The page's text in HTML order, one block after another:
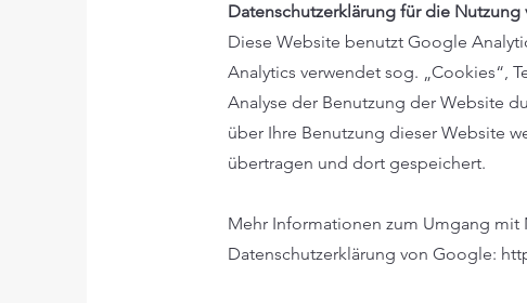
Datenschutzerklärung für die
Diese Website benutzt Google
Analytics verwendet sog. „Cookies“,
Analyse der Benutzung der Website
über Ihre Benutzung dieser Website
übertragen und dort gespeichert.
Mehr Informationen zum Umgang
Datenschutzerklärung von Google: